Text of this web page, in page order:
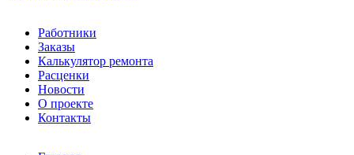
Работники
Заказы
Калькулятор ремонта
Расценки
Новости
О проекте
Контакты